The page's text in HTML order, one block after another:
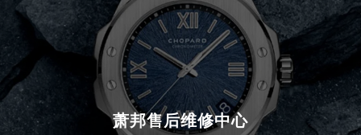
萧邦售后维修中心
萧邦官方全国统一服务热线400-885-0231，服务覆盖中国大陆、香港、澳门、台湾全部区域（非大陆需加拨“+86”）
2026年8月萧邦售后服务中心最新网点地址：
北京市东城区东长安街1号东方广场写字楼W3座6层602室（需提前预约）
天津市和平区赤峰道136号天津国际金融中心写字楼26层2603室（需提前预约）